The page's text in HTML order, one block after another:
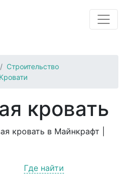
Строительство
Кровати
кровать
Где найти